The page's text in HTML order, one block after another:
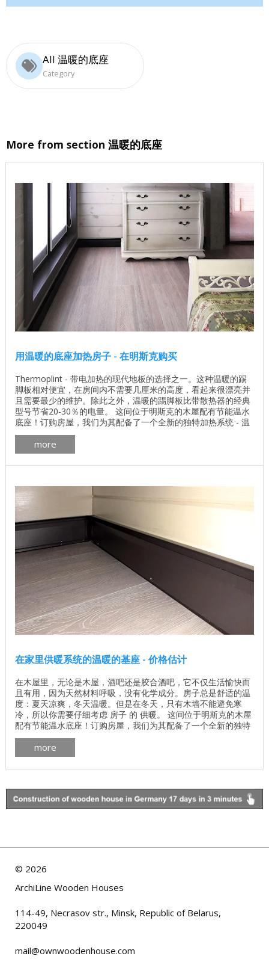
All 温暖的底座
Category
More from section 温暖的底座
用温暖的底座加热房子 - 在明斯克购买
Thermoplint - 带电加热的现代地板的选择之一。这种温暖的踢
脚板相对便宜，在房间内不需要几厘米的高度，看起来很漂亮并
且需要最少的维护。除此之外，温暖的踢脚板比带散热器的经典
型号节省20-30％的电量。 这间位于明斯克的木屋配有节能温水
底座！订购房屋，我们为其配备了一个全新的独特加热系统 - 温
暖的底座！挤！ 由于在操作期间房屋的墙壁均匀加热，因此实现
了额外的节省。从30度的地面加热到赤脚房间走路变得更加舒
适。 该系统的工作方式如下： - ...
more
在家里供暖系统的温暖的基座 - 价格估计
在木屋里，无论是木屋，酒吧还是胶合酒吧，它不仅生活愉快而
且有用，因为天然材料呼吸，没有化学成分。房子总是舒适的温
度：夏天凉爽，冬天温暖。但是在冬天，只有木墙不能避免寒
冷，所以你需要仔细考虑 房子 的 供暖。 这间位于明斯克的木屋
配有节能温水底座！订购房屋，我们为其配备了一个全新的独特
加热系统 - 温暖的底座！挤！ 没有加热系统的房子的成本要低得
多，所以有时建造这样的住宅更方便，然后自己安装加热器。 ...
more
© 2026
ArchiLine Wooden Houses
114-49, Necrasov str., Minsk, Republic of Belarus,
220049
mail@ownwoodenhouse.com